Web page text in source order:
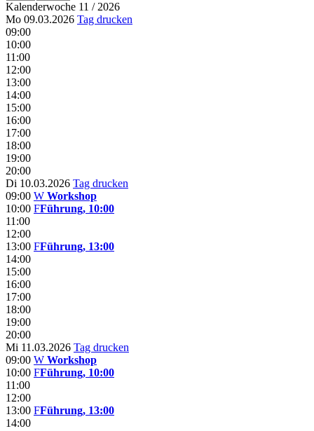
Kalenderwoche 11 / 2026
Mo 09.03.2026 Tag drucken
09:00
10:00
11:00
12:00
13:00
14:00
15:00
16:00
17:00
18:00
19:00
20:00
Di 10.03.2026 Tag drucken
09:00 W Workshop
10:00 FFührung, 10:00
11:00
12:00
13:00 FFührung, 13:00
14:00
15:00
16:00
17:00
18:00
19:00
20:00
Mi 11.03.2026 Tag drucken
09:00 W Workshop
10:00 FFührung, 10:00
11:00
12:00
13:00 FFührung, 13:00
14:00